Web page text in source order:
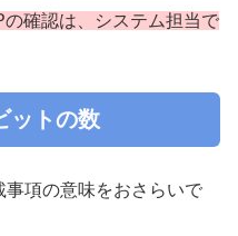
確認は、システム担当で
ットの数
項の意味をおさらいで